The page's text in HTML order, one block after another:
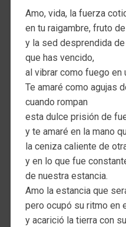
Amo, vida, la fuerza
en tu raigambre, fruto
y la sed desprendida de
que has vencido,
al vibrar como fuego en
Te amaré como agujas
cuando rompan
esta dulce prisión de
y te amaré en la mano
la ceniza caliente de
y en lo que fue
de nuestra estancia.
Amo la estancia que
pero ocupó su ritmo en
y acarició la tierra con